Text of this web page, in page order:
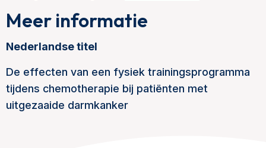
Meer informatie
Nederlandse titel
De effecten van een fysiek trainingsprogramma
tijdens chemotherapie bij patiënten met
uitgezaaide darmkanker